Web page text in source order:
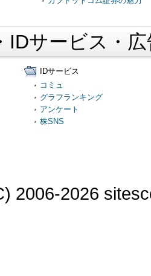
IDサービス・
IDサービス
コミュ
グラフランキング
アンケート
株SNS
2006-2026